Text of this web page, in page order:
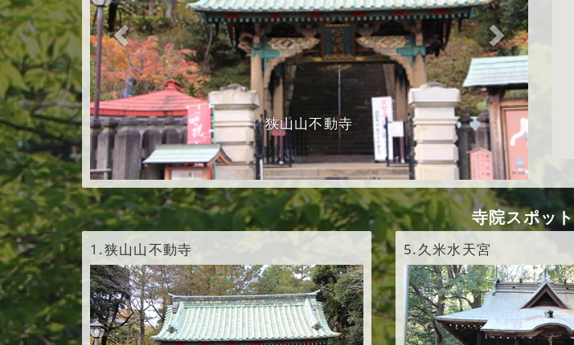
山口観音寺
寺院スポッ
1.狭山山不動寺 5.久米水天宮